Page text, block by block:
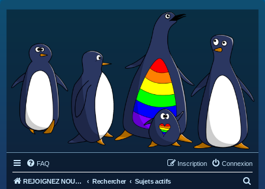
FAQ Connexion
Inscription
REJOIGNEZ NOUS SUR DISCORD : https://discord.gg/4C2Bvub Rechercher Sujets actifs